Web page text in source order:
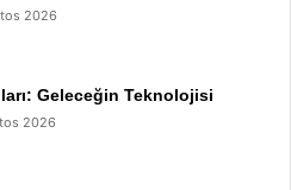
2026
Geleceğin Teknolojisi
2026